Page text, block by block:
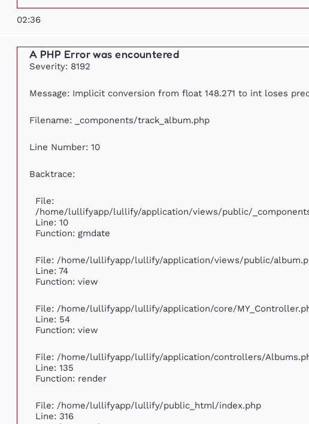
02:36
A PHP Error was encountered
Severity: 8192
Message: Implicit conversion from float 148.271 to int loses
Filename: _components/track_album.php
Line Number: 10
Backtrace:
File:
/home/lullifyapp/lullify/application/views/public/
Line: 10
Function: gmdate
File: /home/lullifyapp/lullify/application/views/public/
Line: 74
Function: view
File: /home/lullifyapp/lullify/application/core/
Line: 54
Function: view
File: /home/lullifyapp/lullify/application/controllers/
Line: 135
Function: render
File: /home/lullifyapp/lullify/public_html/index.php
Line: 316